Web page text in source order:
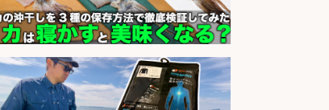
sponsored by 求人ボックス
日払いOKで即日収入/ライン作業員/
「堺市堺区」「時給1,600円」堺市
堺区の工場で自転車部品や釣り具の